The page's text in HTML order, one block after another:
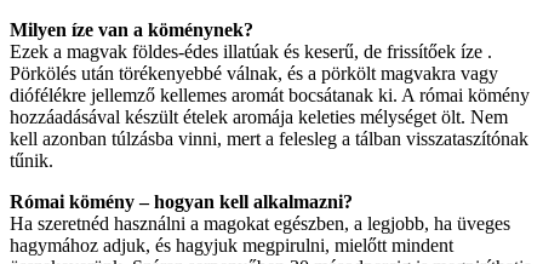
Milyen íze van a köménynek?
Ezek a magvak földes-édes illatúak és keserű, de frissítőek íze .
Pörkölés után törékenyebbé válnak, és a pörkölt magvakra vagy
diófélékre jellemző kellemes aromát bocsátanak ki. A római kömény
hozzáadásával készült ételek aromája keleties mélységet ölt. Nem
kell azonban túlzásba vinni, mert a felesleg a tálban visszataszítónak
tűnik.
Római kömény – hogyan kell alkalmazni?
Ha szeretnéd használni a magokat egészben, a legjobb, ha üveges
hagymához adjuk, és hagyjuk megpirulni, mielőtt mindent